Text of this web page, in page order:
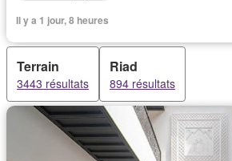
Il y a 1 jour, 8 heures
Terrain
3443 résultats
Riad
894 résultats